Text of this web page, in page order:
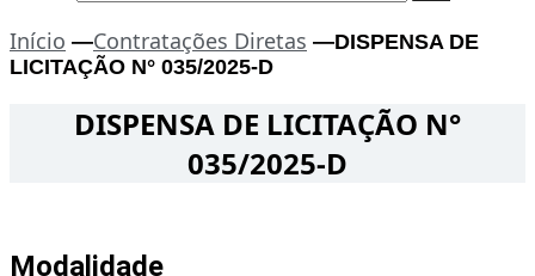
Início —Contratações Diretas —DISPENSA DE
LICITAÇÃO N° 035/2025-D
DISPENSA DE LICITAÇÃO N°
035/2025-D
Modalidade